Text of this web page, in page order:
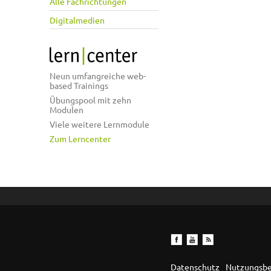
Digitalmedien
Neun umfangreiche web-
based Trainings
Übungspool mit zehn
Modulen
Viele weitere Lernmodule
Zum Lerncenter
Datenschutz